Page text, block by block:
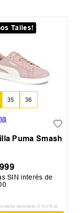
Talles!
35 36
Puma Smash
999
SIN interés de
nacionales: $ 74 .379 34